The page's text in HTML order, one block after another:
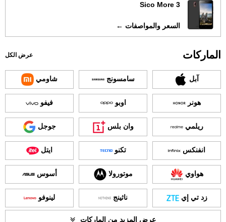
Sico More 3
السعر والمواصفات ←
الماركات عرض الكل
آبل سامسونج شاومي
هونر اوبو فيفو
ريلمي وان بلس جوجل
انفنكس تكنو ايتل
هواوي موتورولا أسوس
زد تي إي ناثينج لينوفو
عرض المزيد من الماركات